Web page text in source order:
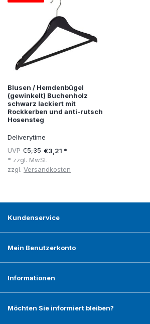
Blusen / Hemdenbügel
(gewinkelt) Buchenholz
schwarz lackiert mit
Rockkerben und anti-rutsch
Hosensteg
Deliverytime
UVP €5,35 €3,21 *
* zzgl. MwSt.
zzgl. Versandkosten
Kundenservice
Mein Benutzerkonto
Informationen
Möchten Sie informiert bleiben?